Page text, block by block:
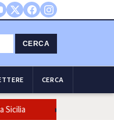
CERCA
CERCA
Olio, Confeuro-